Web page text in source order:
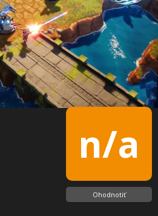
n/a
Ohodnotiť